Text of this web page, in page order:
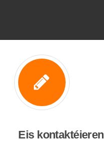
Eis kontaktéieren